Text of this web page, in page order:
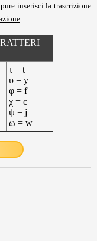
inserisci la trascrizione
τ = t
υ = y
φ = f
χ = c
ψ = j
ω = w